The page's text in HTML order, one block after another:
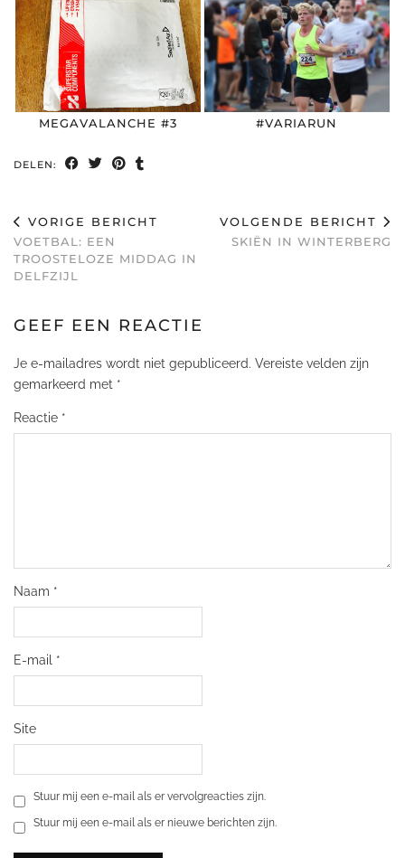
MEGAVALANCHE #3 #VARIARUN
DELEN:
VORIGE BERICHT
VOETBAL: EEN
TROOSTELOZE MIDDAG IN
DELFZIJL
VOLGENDE BERICHT
SKIËN IN WINTERBERG
GEEF EEN REACTIE
Je e-mailadres wordt niet gepubliceerd. Vereiste velden zijn
gemarkeerd met *
Reactie *
Naam *
E-mail *
Site
Stuur mij een e-mail als er vervolgreacties zijn.
Stuur mij een e-mail als er nieuwe berichten zijn.